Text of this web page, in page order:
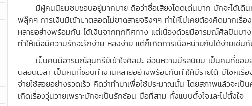
มีผู้คนนิยมชมชอบอยู่มากมาย ถือว่าชื่อเสียงโดดเด่นมาก มักจะได้เดิน
ฟลุ๊คๆ การเงินมีเข้ามาตลอดไม่ขาดสายจริงๆๆ ทำให้ไม่เคยต้องคิดมากเรื่
หลายอย่างพร้อมกัน ได้เงินจากทุกทิศทาง แต่เนื่องด้วยมีอารมณ์ศิลปินบา
ทำให้เมื่อมีความรักจะรักง่าย หลงง่าย แต่ก็เกิดการเบื่อหน่ายกันได้ง่ายเช่น
เป็นคนมีอารมณ์สุนทรีย์เข้าใจศิลปะ อ่อนหวานมีรสนิยม เป็นคนที่ชอบ
ตลอดเวลา เป็นคนที่ชอบทำงานหลายอย่างพร้อมกันทำให้มีรายได้ มีโชคเรื่
จ่ายใช้สอยอย่างรวดเร็ว คิดว่าทำมาเพื่อใช้ประมาณนั้น โดยสภาพแล้วจะเ
เกิดเรื่องวุ่นวายเพราะมักจะเป็นรักซ้อน มือที่สาม ทั้งแบบตั้งใจและไม่ตั้งใจ